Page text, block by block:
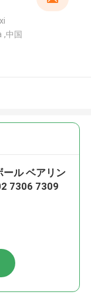
,中国
ール ベアリン
7306 7309